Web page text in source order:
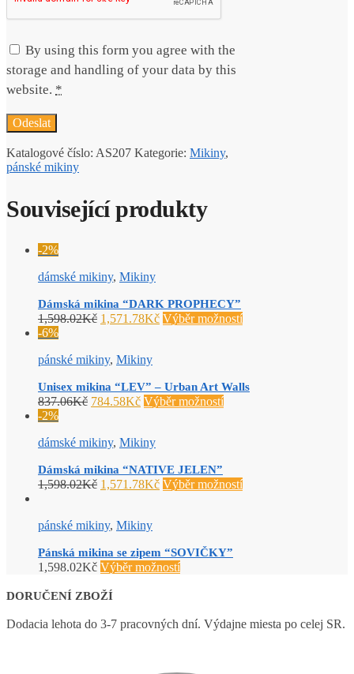
By using this form you agree with the
storage and handling of your data by this
website. *
Katalogové číslo: AS207 Kategorie: Mikiny,
pánské mikiny
Související produkty
-2%
dámské mikiny, Mikiny
Dámská mikina “DARK PROPHECY”
1,598.02Kč 1,571.78Kč Výběr možností
-6%
pánské mikiny, Mikiny
Unisex mikina “LEV” – Urban Art Walls
837.06Kč 784.58Kč Výběr možností
-2%
dámské mikiny, Mikiny
Dámská mikina “NATIVE JELEN”
1,598.02Kč 1,571.78Kč Výběr možností
pánské mikiny, Mikiny
Pánská mikina se zipem “SOVIČKY”
1,598.02Kč Výběr možností
DORUČENÍ ZBOŽÍ
Dodacia lehota do 3-7 pracovných dní. Výdajne miesta po celej SR.